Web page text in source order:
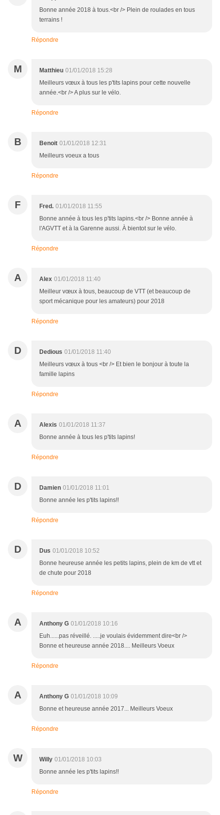
Bonne année 2018 à tous.<br /> Plein de roulades en tous
terrains !
Répondre
M Matthieu 01/01/2018 15:28
Meilleurs vœux à tous les p'tits lapins pour cette nouvelle
année.<br /> A plus sur le vélo.
Répondre
B Benoit 01/01/2018 12:31
Meilleurs voeux a tous
Répondre
F Fred. 01/01/2018 11:55
Bonne année à tous les p'tits lapins.<br /> Bonne année à
l'AGVTT et à la Garenne aussi. À bientot sur le vélo.
Répondre
A Alex 01/01/2018 11:40
Meilleur vœux à tous, beaucoup de VTT (et beaucoup de
sport mécanique pour les amateurs) pour 2018
Répondre
D Dedious 01/01/2018 11:40
Meilleurs vœux à tous <br /> Et bien le bonjour à toute la
famille lapins
Répondre
A Alexis 01/01/2018 11:37
Bonne année à tous les p'tits lapins!
Répondre
D Damien 01/01/2018 11:01
Bonne année les p'tits lapins!!
Répondre
D Dus 01/01/2018 10:52
Bonne heureuse année les petits lapins, plein de km de vtt et
de chute pour 2018
Répondre
A Anthony G 01/01/2018 10:16
Euh......pas réveillé. .....je voulais évidemment dire<br />
Bonne et heureuse année 2018.... Meilleurs Voeux
Répondre
A Anthony G 01/01/2018 10:09
Bonne et heureuse année 2017... Meilleurs Voeux
Répondre
W Willy 01/01/2018 10:03
Bonne année les p'tits lapins!!
Répondre